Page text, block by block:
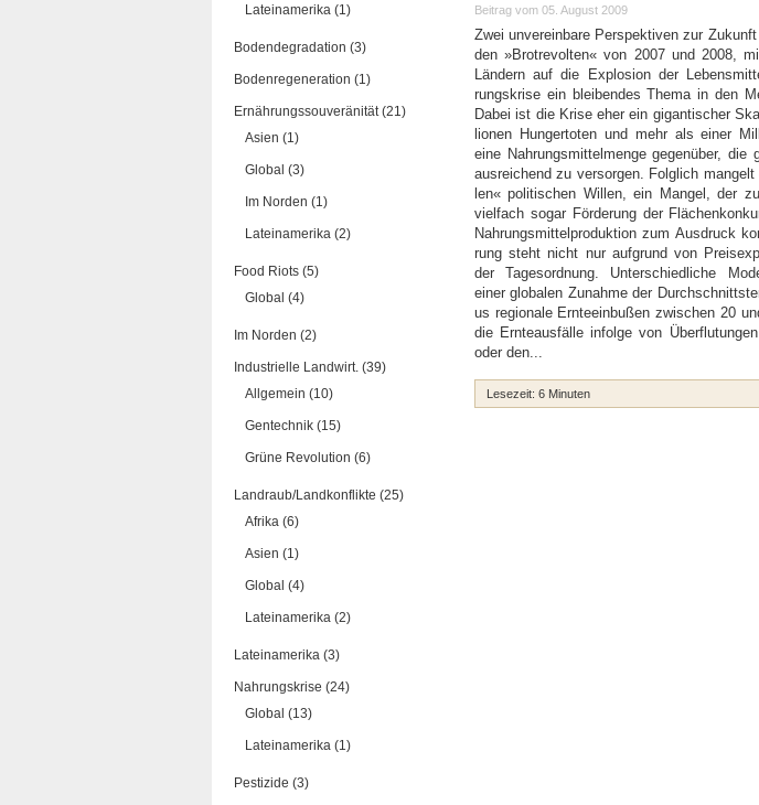
Lateinamerika (1)
Bodendegradation (3)
Bodenregeneration (1)
Ernährungssouveränität (21)
Asien (1)
Global (3)
Im Norden (1)
Lateinamerika (2)
Food Riots (5)
Global (4)
Im Norden (2)
Industrielle Landwirt. (39)
Allgemein (10)
Gentechnik (15)
Grüne Revolution (6)
Landraub/Landkonflikte (25)
Afrika (6)
Asien (1)
Global (4)
Lateinamerika (2)
Lateinamerika (3)
Nahrungskrise (24)
Global (13)
Lateinamerika (1)
Pestizide (3)
Beitrag vom 05. August 2009
Zwei unver­ein­ba­re Per­spek­ti­ven zur
den »Brot­re­vol­ten« von 2007 und 2008,
Län­dern auf die Explo­si­on der
rungs­kri­se ein blei­ben­des The­ma in den
Dabei ist die Kri­se eher ein gigan­ti­scher
lio­nen Hun­ger­to­ten und mehr als einer
eine Nah­rungs­mit­tel­men­ge gegen­über, die
aus­rei­chend zu ver­sor­gen. Folg­lich
len« poli­ti­schen Wil­len, ein Man­gel, der
viel­fach sogar För­de­rung der
Nah­rungs­mit­tel­pro­duk­ti­on zum Aus­druck
rung steht nicht nur auf­grund von
der Tages­ord­nung. Unter­schied­li­che
einer glo­ba­len Zunah­me der
us regio­na­le Ern­te­ein­bu­ßen zwi­schen 20
die Ern­te­aus­fäl­le infol­ge von
oder den...
Lese­zeit: 6 Minu­ten